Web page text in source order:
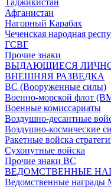
Таджикистан
Афганистан
Нагорный Карабах
Чеченская народная
ГСВГ
Прочие знаки
ВЫДАЮЩИЕСЯ
ВНЕШНЯЯ РАЗВЕДКА
ВС (Вооруженные силы)
Военно-морской флот
Военные комиссариаты
Воздушно-десантные
Воздушно-космические
Ракетные войска
Сухопутные войска
Прочие знаки ВС
ВЕДОМСТВЕННЫЕ
Ведомственные